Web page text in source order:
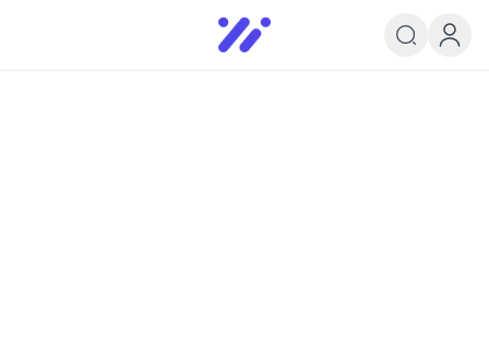
Infoedu
Ta&#039;lim xabarlari va